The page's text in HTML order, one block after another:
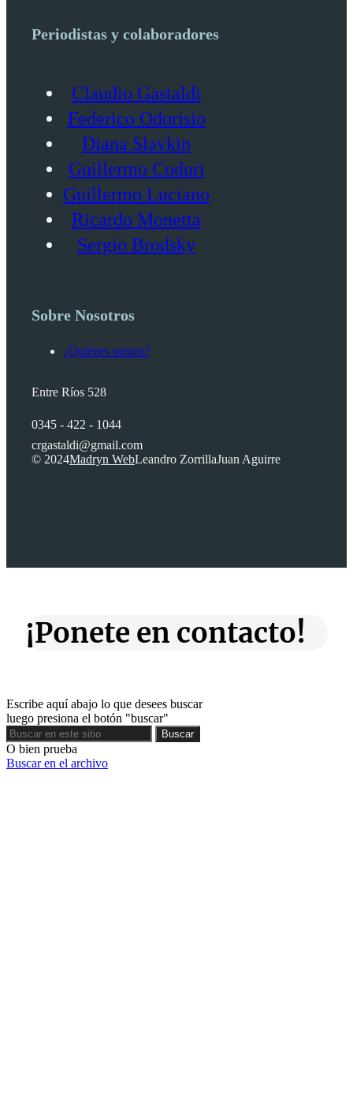
Periodistas y colaboradores
Claudio Gastaldi
Federico Odorisio
Diana Slavkin
Guillermo Coduri
Guillermo Luciano
Ricardo Monetta
Sergio Brodsky
Sobre Nosotros
¿Quienes somos?
Entre Ríos 528
0345 - 422 - 1044
crgastaldi@gmail.com
© 2024Madryn WebLeandro ZorrillaJuan Aguirre
¡Ponete en contacto!
Escribe aquí abajo lo que desees buscar
luego presiona el botón "buscar"
Buscar
Buscar
O bien prueba
Buscar en el archivo